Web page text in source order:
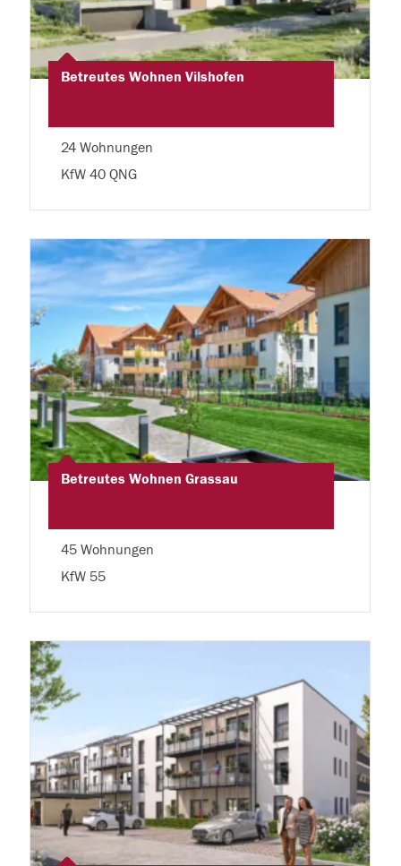
Betreutes Wohnen Vilshofen
24 Wohnungen
KfW 40 QNG
Betreutes Wohnen Grassau
45 Wohnungen
KfW 55